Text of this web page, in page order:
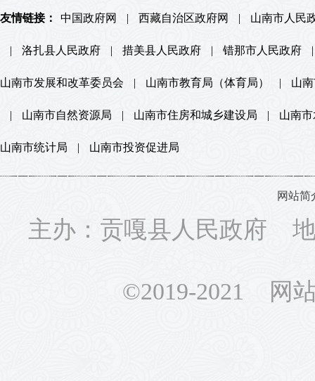
友情链接： 中国政府网 | 西藏自治区政府网 | 山南市人民
| 洛扎县人民政府 | 措美县人民政府 | 错那市人民政府 |
山南市发展和改革委员会 | 山南市教育局（体育局） | 山
| 山南市自然资源局 | 山南市住房和城乡建设局 | 山南
山南市统计局 | 山南市投资促进局
网站简
主办：贡嘎县人民政府
©2019-2021 网